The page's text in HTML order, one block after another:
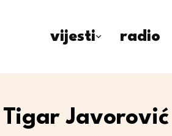
vijesti radio
Tigar